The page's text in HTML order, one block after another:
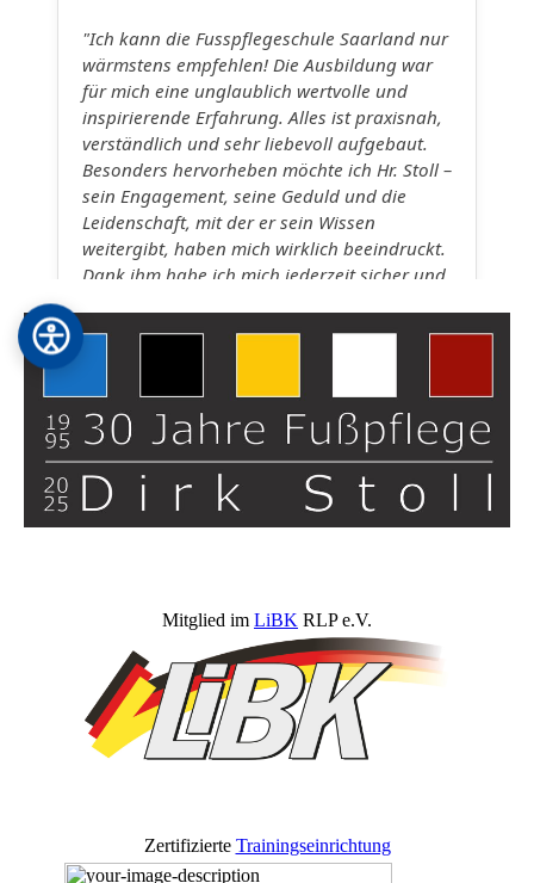
Mitglied im LiBK RLP e.V.
Zertifizierte Trainingseinrichtung